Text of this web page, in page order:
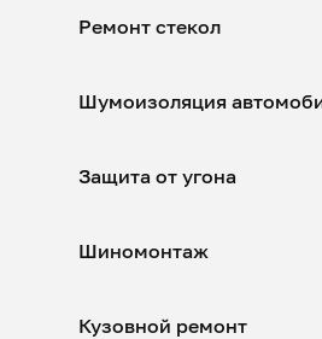
Ремонт стекол
Шумоизоляция
Защита от угона
Шиномонтаж
Кузовной ремонт